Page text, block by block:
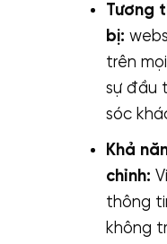
Tương
bị:
trên
sự đầu
sóc
Khả
chỉnh:
thông
không